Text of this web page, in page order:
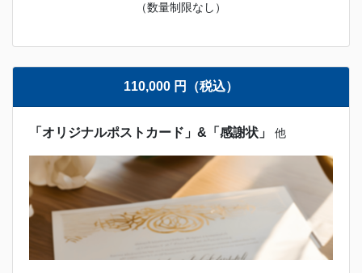
（数量制限なし）
110,000 円（税込）
「オリジナルポストカード」&「感謝状」 他